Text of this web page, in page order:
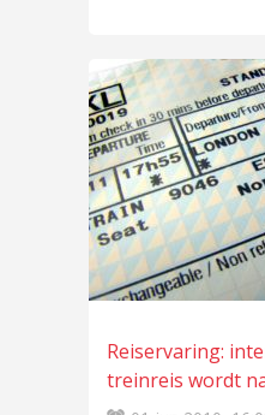
Reiservaring:
treinreis wordt